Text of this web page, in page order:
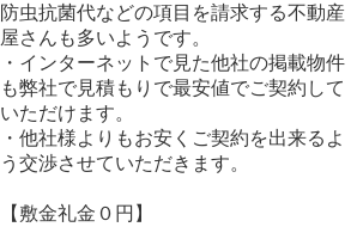
防虫抗菌代などの項目を請求する不動産
屋さんも多いようです。
・インターネットで見た他社の掲載物件
も弊社で見積もりで最安値でご契約して
いただけます。
・他社様よりもお安くご契約を出来るよ
う交渉させていただきます。
【敷金礼金０円】